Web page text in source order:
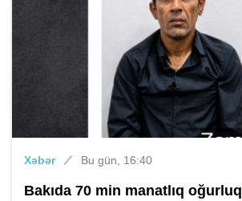
Xəbər Bu gün, 16:40
Bakıda 70 min manatlıq oğurluq